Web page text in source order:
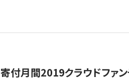
寄付月間2019クラウドファ